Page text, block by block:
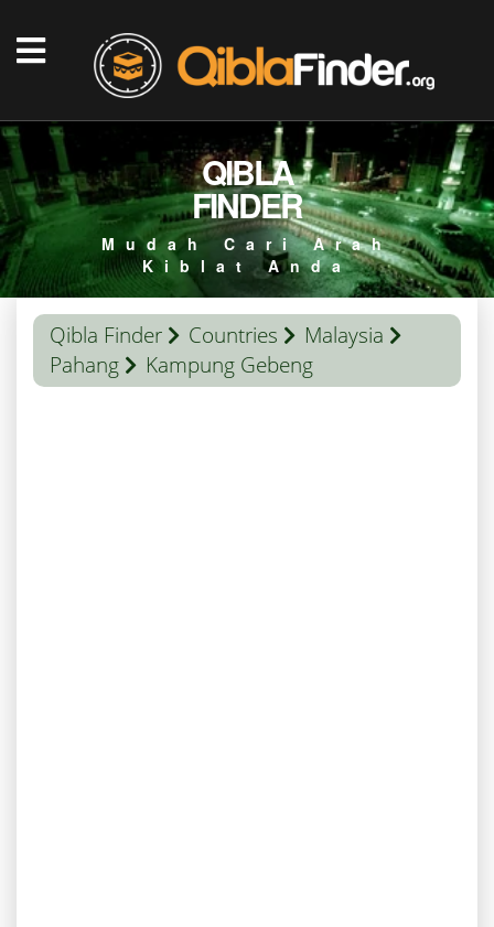
QIBLA
FINDER
Mudah Cari Arah
Kiblat Anda
Qibla Finder Countries
Malaysia
Pahang
Kampung Gebeng